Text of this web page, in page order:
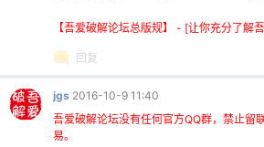
【吾爱破解论坛总版规】 - [让你充分了解
回复
jgs 2016-10-9 11:40
吾爱破解论坛没有任何官方QQ群，禁止留
易。